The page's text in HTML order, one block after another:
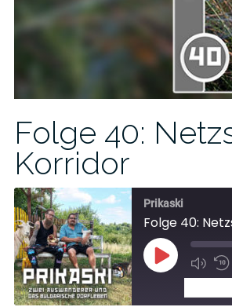
Folge 40:
Korridor
Prikaski
Folge 40: